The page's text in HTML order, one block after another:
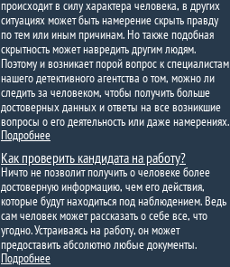
происходит в силу характера человека, в других
ситуациях может быть намерение скрыть правду
по тем или иным причинам. Но также подобная
скрытность может навредить другим людям.
Поэтому и возникает порой вопрос к специалистам
нашего детективного агентства о том, можно ли
следить за человеком, чтобы получить больше
достоверных данных и ответы на все возникшие
вопросы о его деятельность или даже намерениях.
Подробнее
Как проверить кандидата на работу?
Ничто не позволит получить о человеке более
достоверную информацию, чем его действия,
которые будут находиться под наблюдением. Ведь
сам человек может рассказать о себе все, что
угодно. Устраиваясь на работу, он может
предоставить абсолютно любые документы.
Подробнее